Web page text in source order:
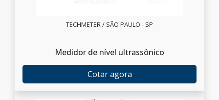
TECHMETER / SÃO PAULO - SP
Medidor de nível ultrassônico
Cotar agora